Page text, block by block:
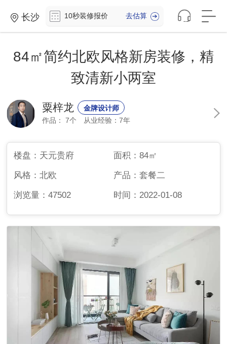
10秒装修报价 去估算
长沙
84㎡简约北欧风格新房装修，精
致清新小两室
粟梓龙
金牌设计师
作品： 7个
从业经验：7年
楼盘： 天元贵府 面积： 84㎡
风格： 北欧 产品： 套餐二
浏览量： 47502 时间： 2022-01-08